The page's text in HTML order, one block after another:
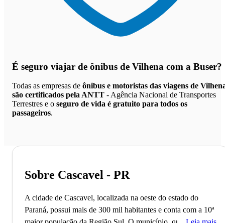
É seguro viajar de ônibus de Vilhena com a Buser?
Todas as empresas de ônibus e motoristas das viagens de
são certificados pela ANTT - Agência Nacional de Transportes
Terrestres e o seguro de vida é gratuito para todos os
passageiros.
Sobre Cascavel - PR
A cidade de Cascavel, localizada na oeste do estado do
Paraná, possui mais de 300 mil habitantes e conta com a 10ª